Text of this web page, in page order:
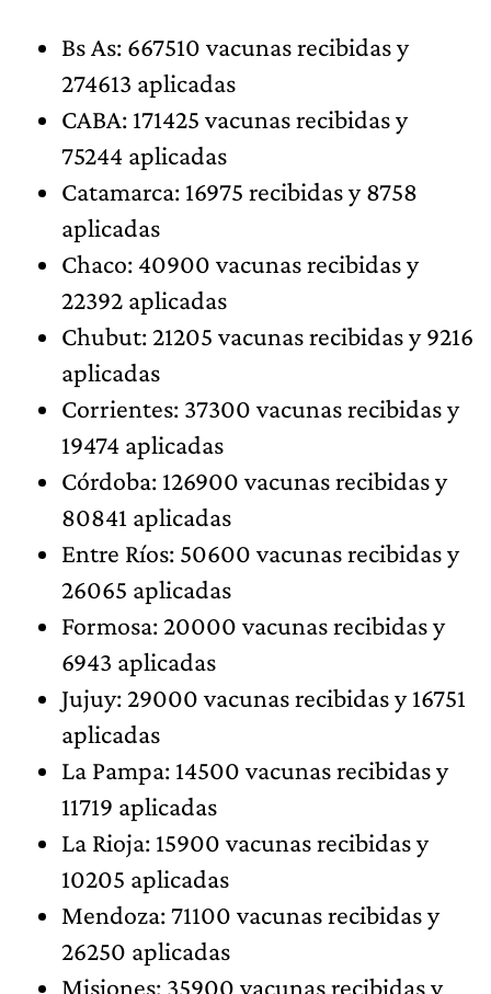
Bs As: 667510 vacunas recibidas y
274613 aplicadas
CABA: 171425 vacunas recibidas y
75244 aplicadas
Catamarca: 16975 recibidas y 8758
aplicadas
Chaco: 40900 vacunas recibidas y
22392 aplicadas
Chubut: 21205 vacunas recibidas y 9216
aplicadas
Corrientes: 37300 vacunas recibidas y
19474 aplicadas
Córdoba: 126900 vacunas recibidas y
80841 aplicadas
Entre Ríos: 50600 vacunas recibidas y
26065 aplicadas
Formosa: 20000 vacunas recibidas y
6943 aplicadas
Jujuy: 29000 vacunas recibidas y 16751
aplicadas
La Pampa: 14500 vacunas recibidas y
11719 aplicadas
La Rioja: 15900 vacunas recibidas y
10205 aplicadas
Mendoza: 71100 vacunas recibidas y
26250 aplicadas
Misiones: 35900 vacunas recibidas y